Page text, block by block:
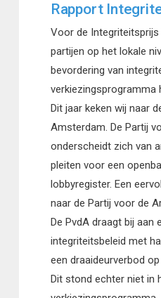
Rapport
Voor de
partijen op het lokale
bevordering van
verkiezingsprogramma
Dit jaar keken wij naar
Amsterdam. De Partij
onderscheidt zich van
pleiten voor een
lobbyregister. Een
naar de Partij voor de
De PvdA draagt bij aan
integriteitsbeleid met
een draaideurverbod
Dit stond echter niet in